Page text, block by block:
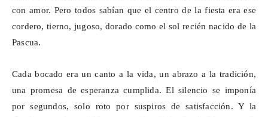
con amor. Pero todos sabían que el centro de la fiesta era ese
cordero, tierno, jugoso, dorado como el sol recién nacido de la
Pascua.
Cada bocado era un canto a la vida, un abrazo a la tradición,
una promesa de esperanza cumplida. El silencio se imponía
por segundos, solo roto por suspiros de satisfacción. Y la